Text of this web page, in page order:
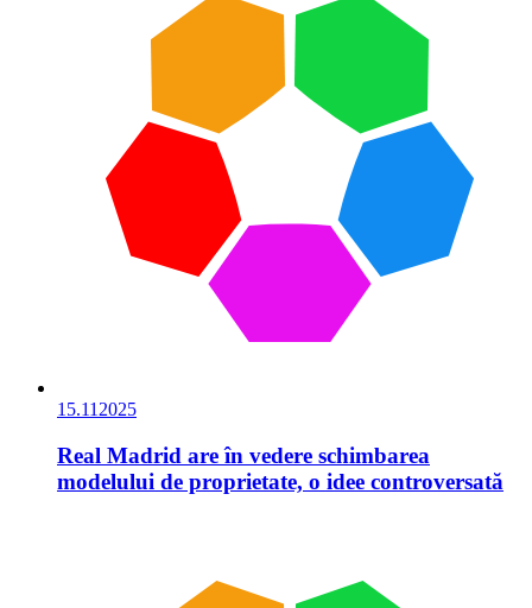
15.11 2025
Real Madrid are în vedere schimbarea
modelului de proprietate, o idee controversată